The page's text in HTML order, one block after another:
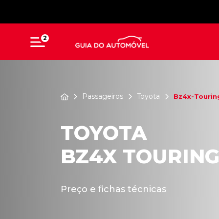
2
Passageiros Toyota Bz4x-
TOYOTA
BZ4X
Preço e fichas técnicas